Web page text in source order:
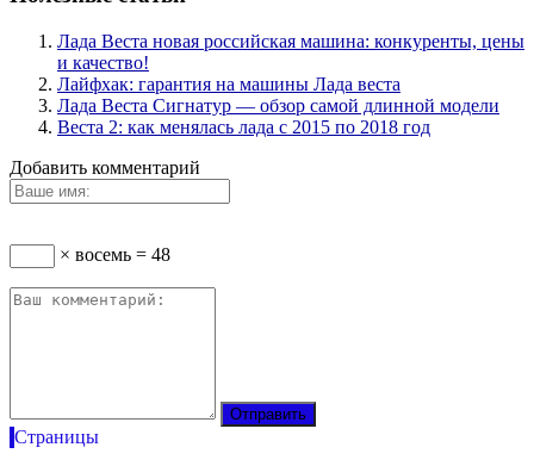
Лада Веста новая российская машина: конкуренты, цены
и качество!
Лайфхак: гарантия на машины Лада веста
Лада Веста Сигнатур — обзор самой длинной модели
Веста 2: как менялась лада с 2015 по 2018 год
Добавить комментарий
× восемь = 48
Страницы